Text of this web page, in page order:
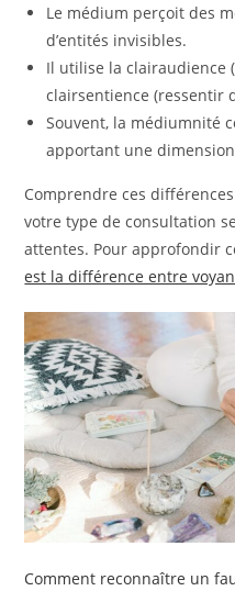
Le médium perçoit des
d’entités invisibles.
Il utilise la clairaudience
clairsentience (ressentir
Souvent, la médiumnité
apportant une
Comprendre ces
votre type de consultation
attentes. Pour approfondir
est la différence entre
Comment reconnaître un